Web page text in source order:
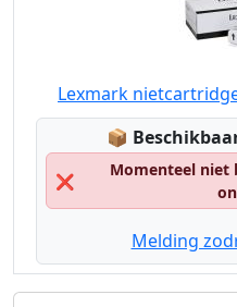
Lexmark
📦
❌
Momenteel niet
Melding